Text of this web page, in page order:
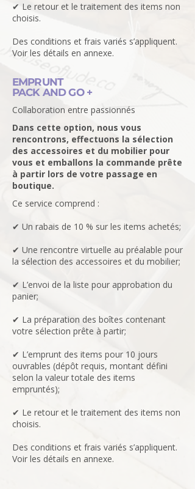
✔ Le retour et le traitement des items non
choisis.
Des conditions et frais variés s’appliquent.
Voir les détails en annexe.
EMPRUNT
PACK AND GO +
Collaboration entre passionnés
Dans cette option, nous vous
rencontrons, effectuons la sélection
des accessoires et du mobilier pour
vous et emballons la commande prête
à partir lors de votre passage en
boutique.
Ce service comprend :
✔ Un rabais de 10 % sur les items achetés;
✔ Une rencontre virtuelle au préalable pour
la sélection des accessoires et du mobilier;
✔ L’envoi de la liste pour approbation du
panier;
✔ La préparation des boîtes contenant
votre sélection prête à partir;
✔ L’emprunt des items pour 10 jours
ouvrables (dépôt requis, montant défini
selon la valeur totale des items
empruntés);
✔ Le retour et le traitement des items non
choisis.
Des conditions et frais variés s’appliquent.
Voir les détails en annexe.